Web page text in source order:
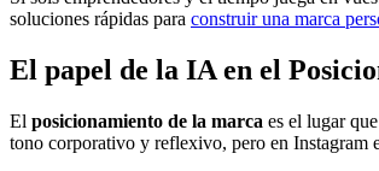
soluciones rápidas para construir una marca
El papel de la IA en el
El posicionamiento de la marca es el lugar
tono corporativo y reflexivo, pero en Instagram